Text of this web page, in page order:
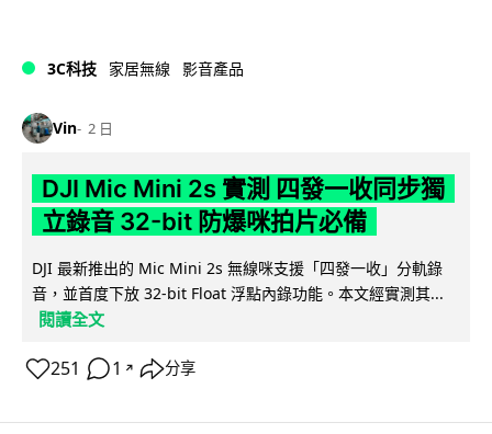
3C科技 家居無線 影音產品
Vin 2 日
DJI Mic Mini 2s 實測 四發一收同步獨
立錄音 32-bit 防爆咪拍片必備
DJI 最新推出的 Mic Mini 2s 無線咪支援「四發一收」分軌錄
音，並首度下放 32-bit Float 浮點內錄功能。本文經實測其...
閱讀全文
251 1 ↗ 分享